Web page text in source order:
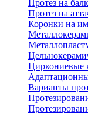
Протез на
Протез на
Коронки на
Циркониевые
Варианты